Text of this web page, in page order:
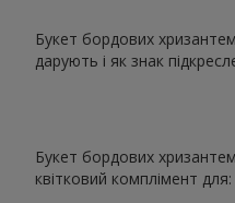
Букет бордових
дарують і як знак
Букет бордових
квітковий комплімент для: